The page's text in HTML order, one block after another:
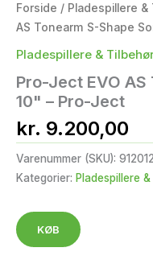
Forside / Pladespillere
AS Tonearm S-Shape
Pladespillere & Tilbehør
Pro-Ject EVO
10" – Pro-Ject
kr. 9.200,00
Varenummer (SKU):
Kategorier: Pladespillere
KØB